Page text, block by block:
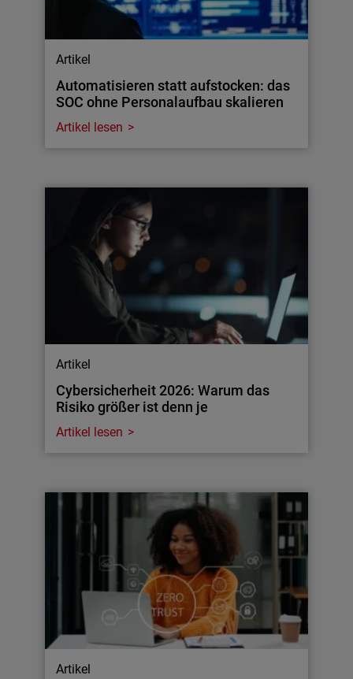
Artikel
Automatisieren statt aufstocken: das
SOC ohne Personalaufbau skalieren
Artikel lesen
Artikel
Cybersicherheit 2026: Warum das
Risiko größer ist denn je
Artikel lesen
Artikel